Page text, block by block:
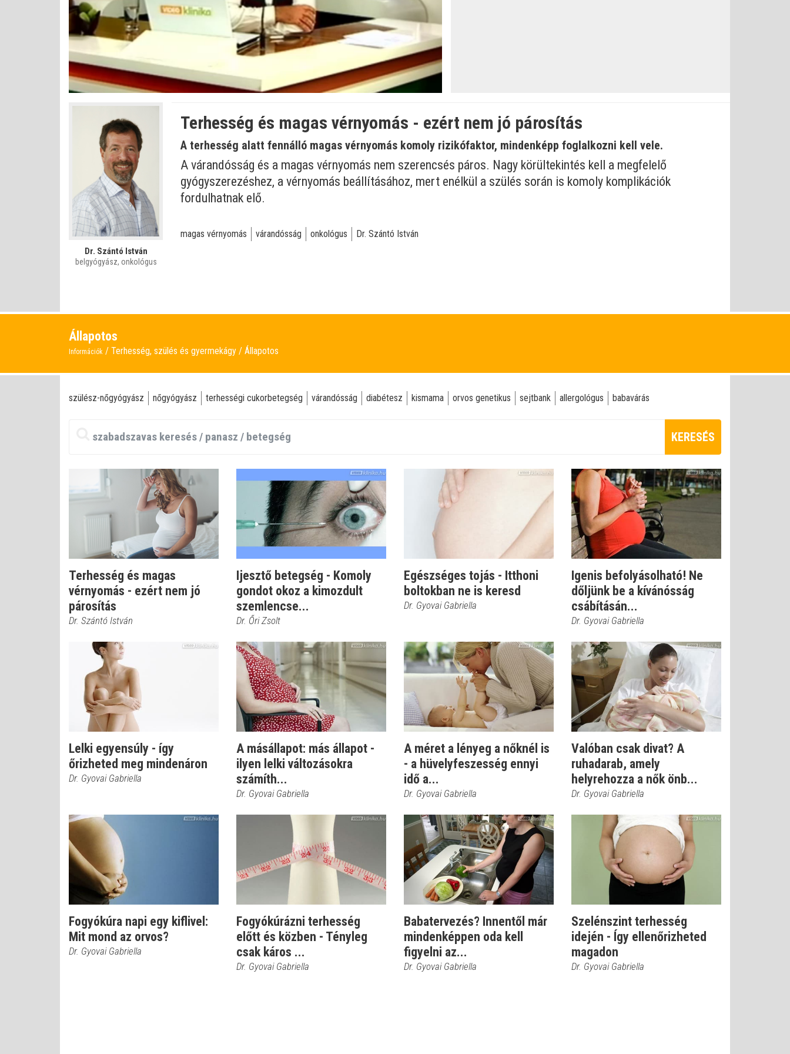
Némítás
kikapcsolva
Betöltve :
0%
Állapot
0%
Dr. Szántó István
belgyógyász, onkológus
Terhesség és magas vérnyomás - ezért nem jó párosítás
A terhesség alatt fennálló magas vérnyomás komoly rizikófaktor, mindenképp foglalkozni kell vele.
A várandósság és a magas vérnyomás nem szerencsés páros. Nagy körültekintés kell a megfelelő
gyógyszerezéshez, a vérnyomás beállításához, mert enélkül a szülés során is komoly komplikációk
fordulhatnak elő.
magas vérnyomás várandósság onkológus Dr. Szántó István
Állapotos
Információk Terhesség, szülés és gyermekágy Állapotos
szülész-nőgyógyász nőgyógyász terhességi cukorbetegség várandósság diabétesz kismama orvos genetikus sejtbank allergológus babavárás
KERESÉS
Terhesség és magas
vérnyomás - ezért nem jó
párosítás
Dr. Szántó István
Ijesztő betegség - Komoly
gondot okoz a kimozdult
szemlencse...
Dr. Őri Zsolt
Egészséges tojás - Itthoni
boltokban ne is keresd
Dr. Gyovai Gabriella
Igenis befolyásolható! Ne
dőljünk be a kívánósság
csábításán...
Dr. Gyovai Gabriella
Lelki egyensúly - így
őrizheted meg mindenáron
Dr. Gyovai Gabriella
A másállapot: más állapot -
ilyen lelki változásokra
számíth...
Dr. Gyovai Gabriella
A méret a lényeg a nőknél is
- a hüvelyfeszesség ennyi
idő a...
Dr. Gyovai Gabriella
Valóban csak divat? A
ruhadarab, amely
helyrehozza a nők önb...
Dr. Gyovai Gabriella
Fogyókúra napi egy kiflivel:
Mit mond az orvos?
Dr. Gyovai Gabriella
Fogyókúrázni terhesség
előtt és közben - Tényleg
csak káros ...
Dr. Gyovai Gabriella
Babatervezés? Innentől már
mindenképpen oda kell
figyelni az...
Dr. Gyovai Gabriella
Szelénszint terhesség
idején - Így ellenőrizheted
magadon
Dr. Gyovai Gabriella